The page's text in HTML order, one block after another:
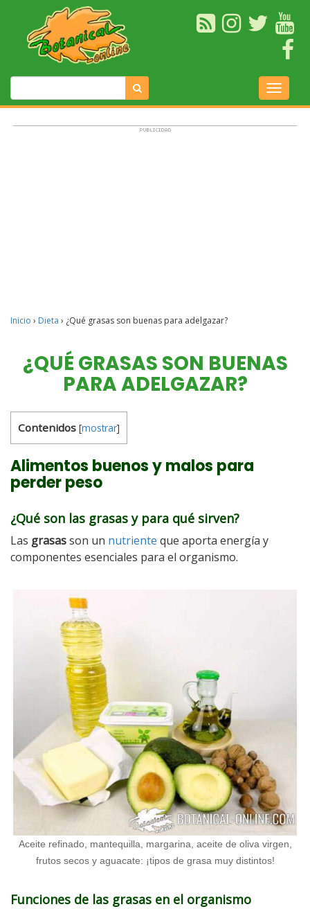
Inicio › Dieta › ¿Qué grasas son buenas para adelgazar?
¿QUÉ GRASAS SON BUENAS
PARA ADELGAZAR?
Contenidos [mostrar]
Alimentos buenos y malos para
perder peso
¿Qué son las grasas y para qué sirven?
Las grasasson un nutriente que aporta energía y
componentes esenciales para el organismo.
Aceite refinado, mantequilla, margarina, aceite de oliva virgen,
frutos secos y aguacate: ¡tipos de grasa muy distintos!
Funciones de las grasas en el organismo